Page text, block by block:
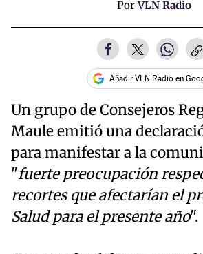
PorVLN Radio
Añadir VLN Radio en
Un grupo de Consejeros
Maule emitió una
para manifestar a la
"fuerte preocupación
recortes que afectarían el
Salud para el presente año".